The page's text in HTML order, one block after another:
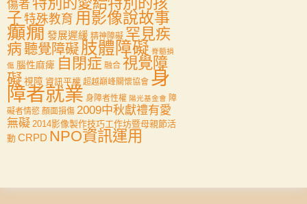
傷者
子特殊教育 用影像說故事
癲癇 發展遲緩 精神障礙 罕見疾
病聽覺障礙肢體障礙 脊髓損
傷 腦性麻痺 自閉症 融合 視覺障
礙 視障 資訊平權 超越巔峰關懷協會 身
障者就業 身障者性權 陽光基金會 障
礙者情慾 顏面損傷 2009中秋獻禮有愛
無礙 2014影像製作技巧工作坊暨母親節活
動 CRPD NPO資訊運用